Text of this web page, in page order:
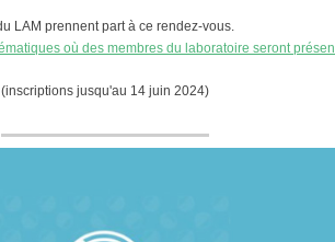
LAM prennent part à ce rendez-vous.
où des membres du laboratoire seront
jusqu'au 14 juin 2024)